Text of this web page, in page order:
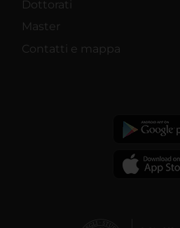
Dottorati
Master
Contatti e mappa